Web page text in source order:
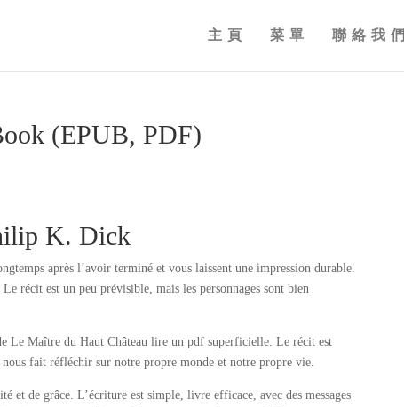
主頁 菜單 聯絡我們
(EPUB, PDF)
K. Dick
après l’avoir terminé et vous laissent une impression durable.
récit est un peu prévisible, mais les personnages sont bien
Le Maître du Haut Château lire un pdf superficielle. Le récit est
fait réfléchir sur notre propre monde et notre propre vie.
et de grâce. L’écriture est simple, livre efficace, avec des messages